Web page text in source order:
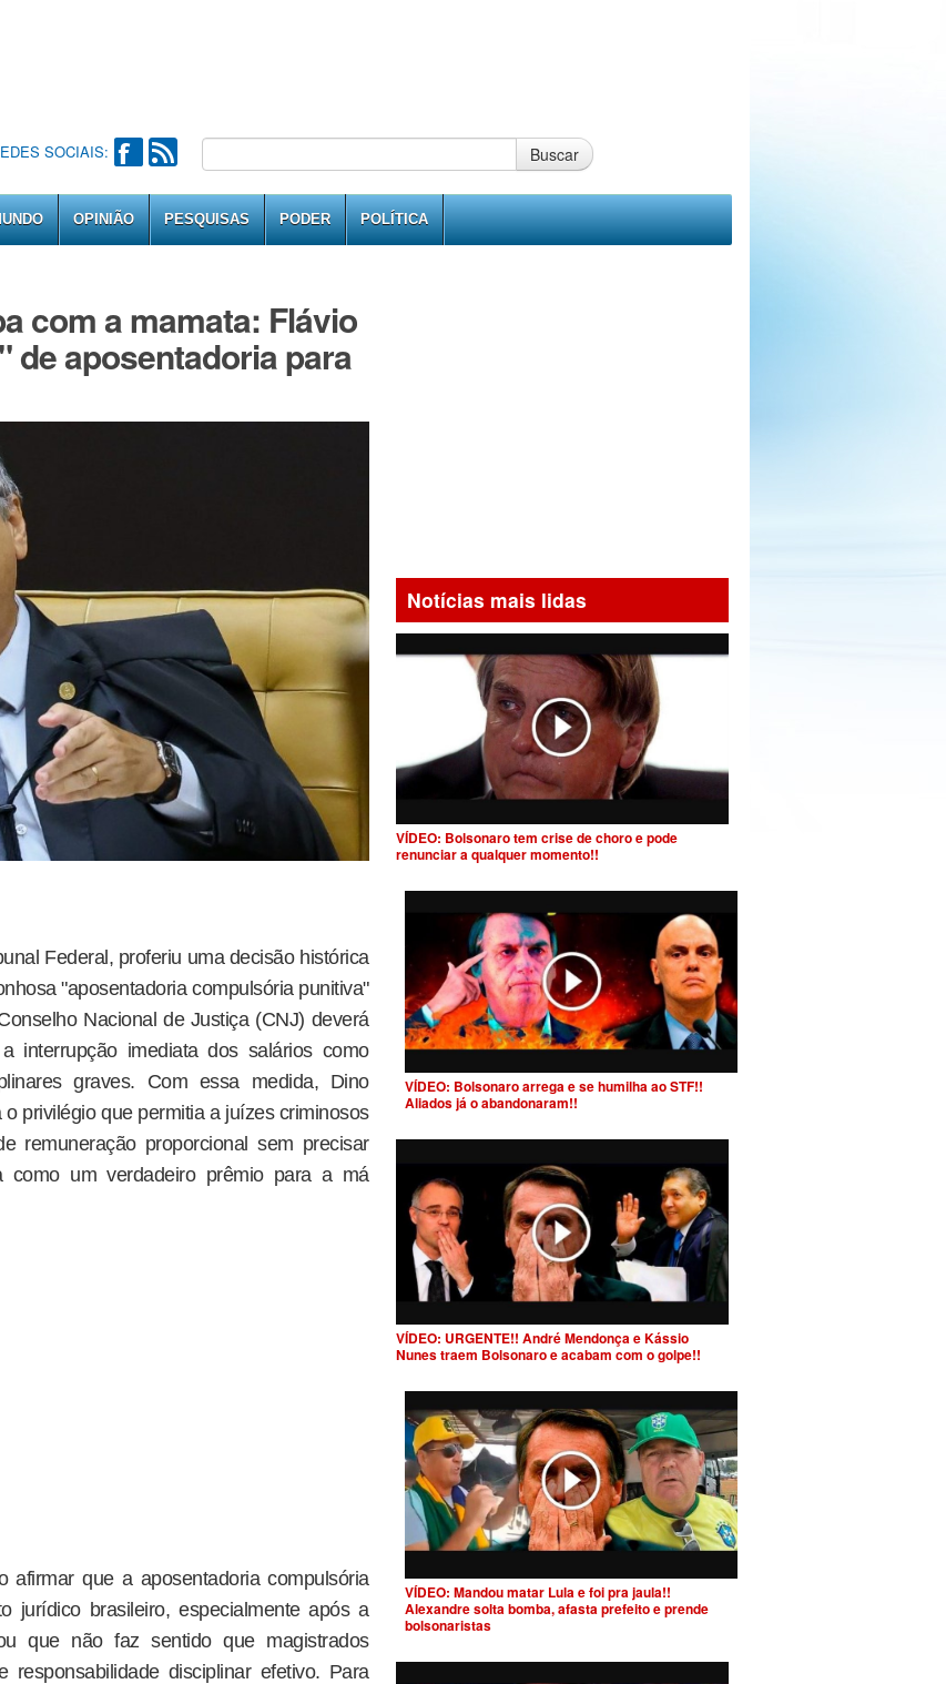
SOCIAIS: Buscar
OPINIÃO PESQUISAS PODER POLÍTICA
com a mamata: Flávio
de aposentadoria para
Federal, proferiu uma decisão histórica
"aposentadoria compulsória punitiva"
Nacional de Justiça (CNJ) deverá
interrupção imediata dos salários como
graves. Com essa medida, Dino
privilégio que permitia a juízes criminosos
remuneração proporcional sem precisar
como um verdadeiro prêmio para a má
que a aposentadoria compulsória
jurídico brasileiro, especialmente após a
que não faz sentido que magistrados
disciplinar efetivo. Para
Notícias mais lidas
VÍDEO: Bolsonaro tem crise de choro e pode
renunciar a qualquer momento!!
VÍDEO: Bolsonaro arrega e se humilha ao STF!!
Aliados já o abandonaram!!
VÍDEO: URGENTE!! André Mendonça e Kássio
Nunes traem Bolsonaro e acabam com o golpe!!
VÍDEO: Mandou matar Lula e foi pra jaula!!
Alexandre solta bomba, afasta prefeito e prende
bolsonaristas